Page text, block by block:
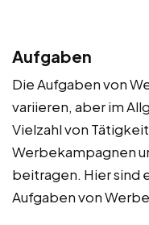
Aufgaben
Die Aufgaben von
variieren, aber im
Vielzahl von
Werbekampagnen
beitragen. Hier sind
Aufgaben von